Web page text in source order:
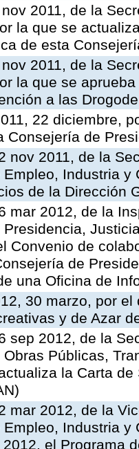
2011, de la
la que se
de esta
2011, de la
la que se
a las
22 diciembre,
Consejería de
nov 2011, de la
Industria
de la Dirección
mar 2012, de la
Convenio de
de
una Oficina de
30 marzo, por
y de Azar
sep 2012, de la
Públicas,
la Carta
mar 2012, de la
Industria
el Programa